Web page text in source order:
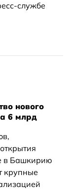
службе
нового
6 млрд
в Башкирию
крупные